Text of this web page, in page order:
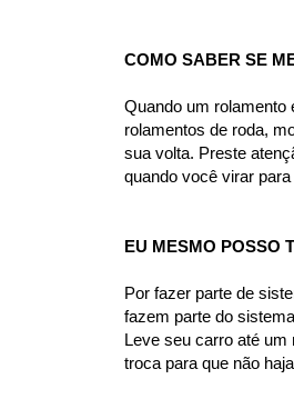
COMO SABER SE
Quando um rolamento
rolamentos de roda,
sua volta. Preste
quando você virar
EU MESMO POSSO
Por fazer parte de
fazem parte do
Leve seu carro até
troca para que não